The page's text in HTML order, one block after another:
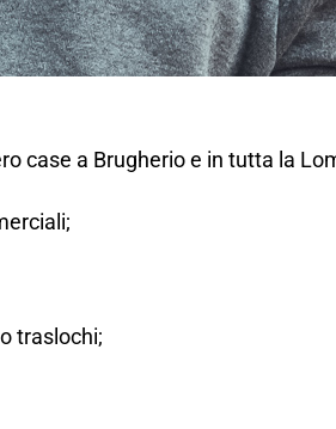
case a Brugherio e in tutta la
traslochi;